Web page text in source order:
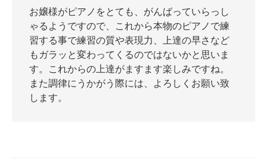
スタッフ紹介
お嬢様がピアノをとても、がんばっていらっし
ゃるようですので、これから本物のピアノで練
習する事で練習の質や表現力、上達の早さなど
もガラッと変わってくるのではないかと思いま
す。これからの上達がますます楽しみですね。
また調律にうかがう際には、よろしくお願い致
します。